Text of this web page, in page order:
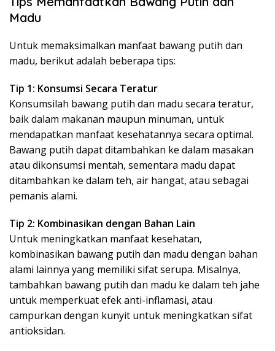
Madu
Untuk memaksimalkan manfaat bawang putih dan
madu, berikut adalah beberapa tips:
Tip 1: Konsumsi Secara Teratur
Konsumsilah bawang putih dan madu secara teratur,
baik dalam makanan maupun minuman, untuk
mendapatkan manfaat kesehatannya secara optimal.
Bawang putih dapat ditambahkan ke dalam masakan
atau dikonsumsi mentah, sementara madu dapat
ditambahkan ke dalam teh, air hangat, atau sebagai
pemanis alami.
Tip 2: Kombinasikan dengan Bahan Lain
Untuk meningkatkan manfaat kesehatan,
kombinasikan bawang putih dan madu dengan bahan
alami lainnya yang memiliki sifat serupa. Misalnya,
tambahkan bawang putih dan madu ke dalam teh jahe
untuk memperkuat efek anti-inflamasi, atau
campurkan dengan kunyit untuk meningkatkan sifat
antioksidan.